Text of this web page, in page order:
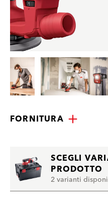
FORNITURA
SCEGLI
PRODOTTO
2 varianti